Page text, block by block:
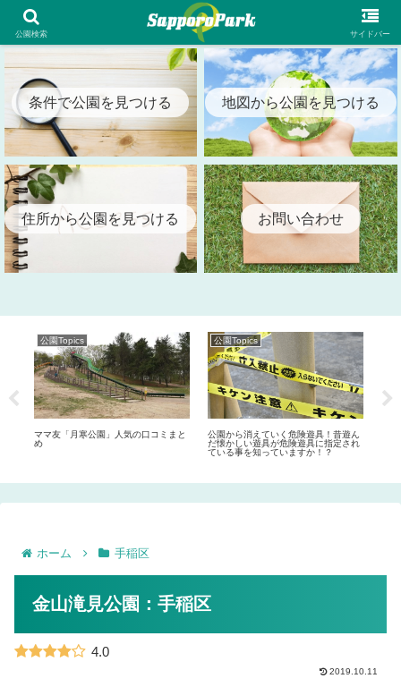
札幌市内の全公園情報を検索出来る札幌パーク（SapporoPark）
条件で公園を見つける 地図から公園を見つける
住所から公園を見つける お問い合わせ
公園Topics
ママ友「月寒公園」人気の口コミまと
め
公園Topics
公園から消えていく危険遊具！昔遊ん
だ懐かしい遊具が危険遊具に指定され
ている事を知っていますか！？
ホーム 手稲区
金山滝見公園：手稲区
4.0
2019.10.11
公園検索 サイドバー